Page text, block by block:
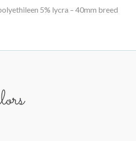
5% lycra – 40mm breed